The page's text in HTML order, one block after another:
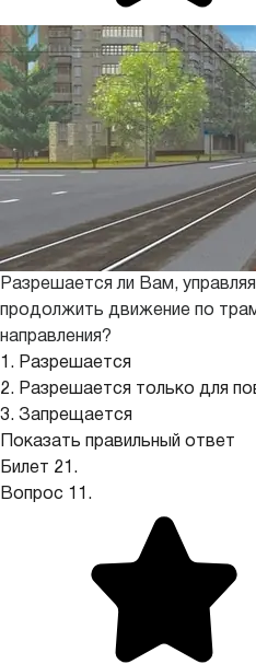
Разрешается ли Вам,
продолжить движение по
направления?
1. Разрешается
2. Разрешается только для
3. Запрещается
Показать правильный ответ
Билет 21.
Вопрос 11.